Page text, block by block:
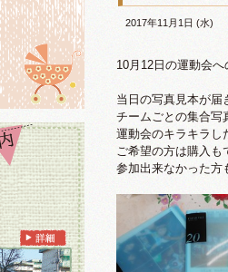
2017年11月1日 (水)
10月12日の運動会
当日の写真見本が届
チームごとの集合写
運動会のキラキラし
ご希望の方は購入も
参加出来なかった方